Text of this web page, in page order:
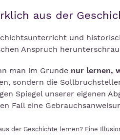
aus der
und
Anspruch
man im Grunde nur lernen,
sondern die
Spiegel unserer eigenen
Fall eine
der Geschichte lernen? Eine